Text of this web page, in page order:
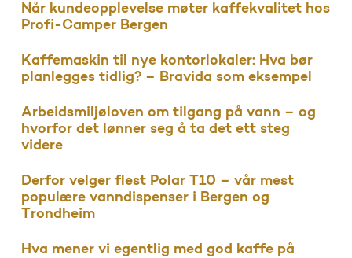
Når kundeopplevelse møter kaffekvalitet hos
Profi-Camper Bergen
Kaffemaskin til nye kontorlokaler: Hva bør
planlegges tidlig? – Bravida som eksempel
Arbeidsmiljøloven om tilgang på vann – og
hvorfor det lønner seg å ta det ett steg
videre
Derfor velger flest Polar T10 – vår mest
populære vanndispenser i Bergen og
Trondheim
Hva mener vi egentlig med god kaffe på